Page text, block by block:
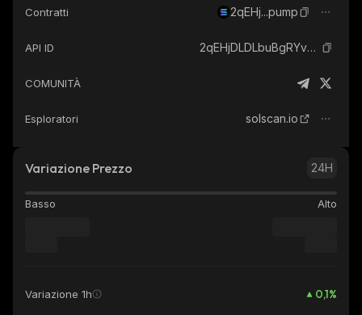
Contratti 2qEHj...pump
API ID 2qEHjDLDLbuBgRYvsxhc5D6uDWAivNFZGan56P1tpump_solana
COMUNITÀ
Esploratori solscan.io
Variazione Prezzo 24H
Basso Alto
Variazione 1h 0,1%